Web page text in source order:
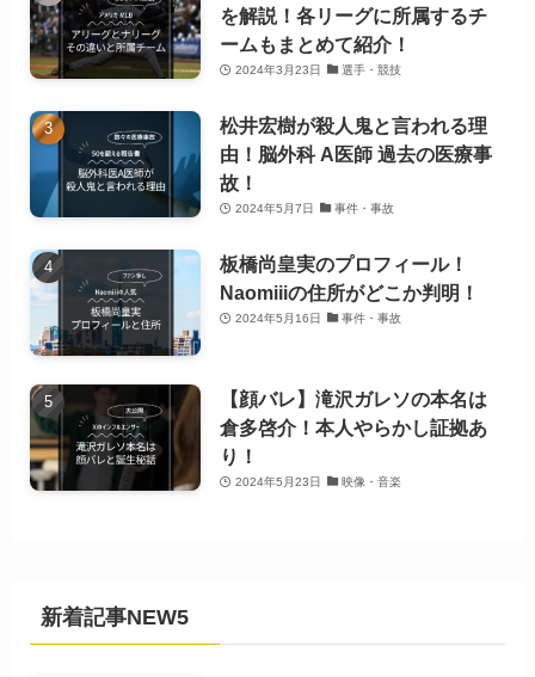
を解説！各リーグに所属するチ
ームもまとめて紹介！
2024年3月23日 選手・競技
松井宏樹が殺人鬼と言われる理
由！脳外科 A医師 過去の医療事
故！
2024年5月7日 事件・事故
板橋尚皇実のプロフィール！
Naomiiiの住所がどこか判明！
2024年5月16日 事件・事故
【顔バレ】滝沢ガレソの本名は
倉多啓介！本人やらかし証拠あ
り！
2024年5月23日 映像・音楽
新着記事NEW5